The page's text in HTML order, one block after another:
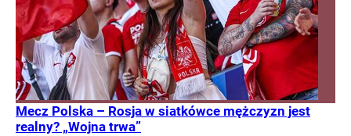
Mecz Polska – Rosja w siatkówce mężczyzn jest
realny? „Wojna trwa”